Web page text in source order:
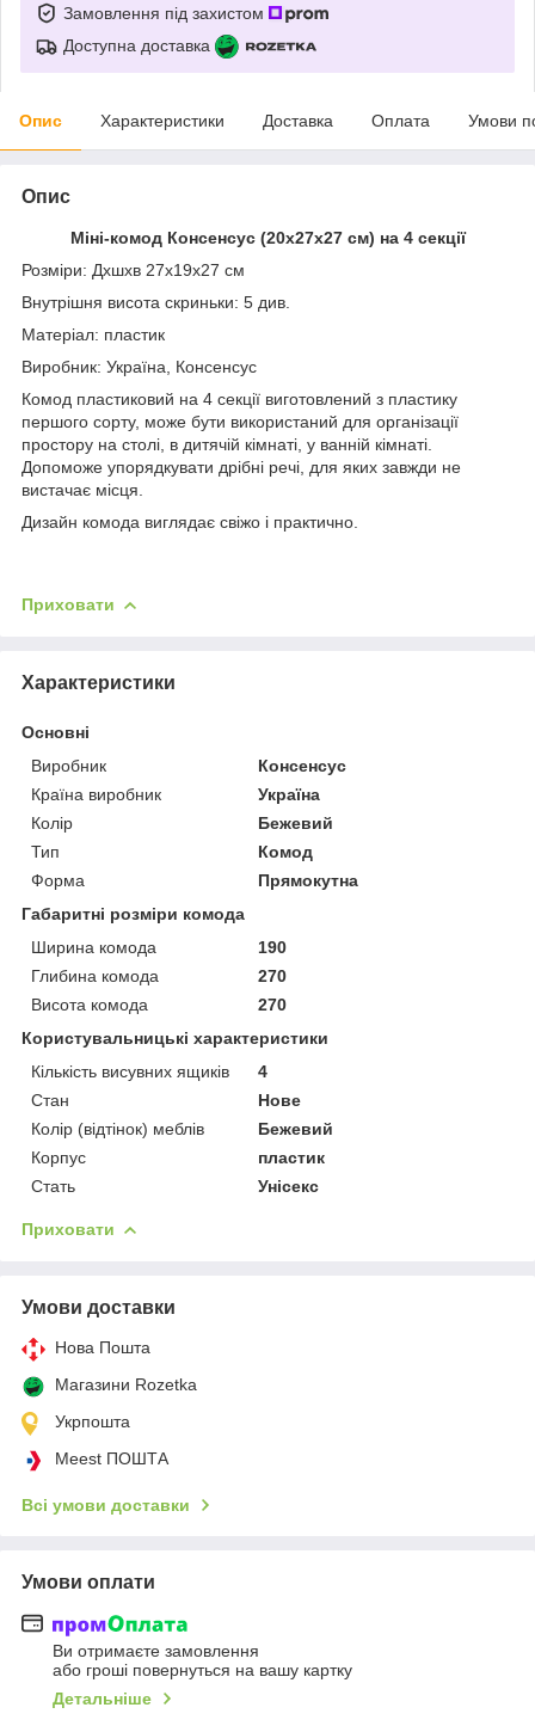
Замовлення під захистом
Доступна доставка
Опис Характеристики Доставка Оплата Умови
Опис
Міні-комод Консенсус (20х27х27 см) на 4 секції
Розміри: Дхшхв 27х19х27 см
Внутрішня висота скриньки: 5 див.
Матеріал: пластик
Виробник: Україна, Консенсус
Комод пластиковий на 4 секції виготовлений з пластику
першого сорту, може бути використаний для організації
простору на столі, в дитячій кімнаті, у ванній кімнаті.
Допоможе упорядкувати дрібні речі, для яких завжди не
вистачає місця.
Дизайн комода виглядає свіжо і практично.
Приховати
Характеристики
Основні
Виробник
Консенсус
Країна виробник
Україна
Колір
Бежевий
Тип
Комод
Форма
Прямокутна
Габаритні розміри комода
Ширина комода
190
Глибина комода
270
Висота комода
270
Користувальницькі характеристики
Кількість висувних ящиків
4
Стан
Нове
Колір (відтінок) меблів
Бежевий
Корпус
пластик
Стать
Унісекс
Приховати
Умови доставки
Нова Пошта
Магазини Rozetka
Укрпошта
Meest ПОШТА
Всі умови доставки
Умови оплати
Ви отримаєте замовлення
або гроші повернуться на вашу картку
Детальніше